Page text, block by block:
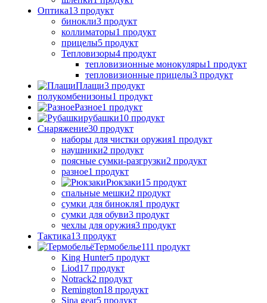
Оптика13 продукт
бинокли3 продукт
коллиматоры1 продукт
прицелы5 продукт
Тепловизоры4 продукт
тепловизионные монокуляры1 продукт
тепловизионные прицелы3 продукт
Плащи3 продукт
полукомбенизоны1 продукт
Разное1 продукт
рубашки10 продукт
Снаряжение30 продукт
наборы для чистки оружия1 продукт
наушники2 продукт
поясные сумки-разгрузки2 продукт
разное1 продукт
Рюкзаки15 продукт
спальные мешки2 продукт
сумки для бинокля1 продукт
сумки для обуви3 продукт
чехлы для оружия3 продукт
Тактика13 продукт
Термобелье111 продукт
King Hunter5 продукт
Liod17 продукт
Notrack2 продукт
Remington18 продукт
Sina gear5 продукт